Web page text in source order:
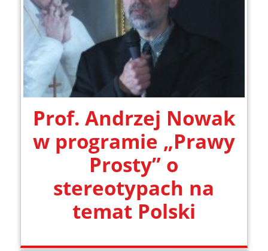
Prof. Andrzej Nowak
w programie „Prawy
Prosty” o
stereotypach na
temat Polski